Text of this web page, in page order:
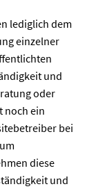
lediglich dem
einzelner
und
oder
noch ein
bei
diese
und